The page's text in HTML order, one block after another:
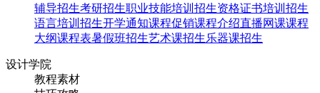
辅导招生考研招生职业技能培训招生资格证书培训招生
语言培训招生开学通知课程促销课程介绍直播网课课程
大纲课程表暑假班招生艺术课招生乐器课招生
设计学院
教程素材